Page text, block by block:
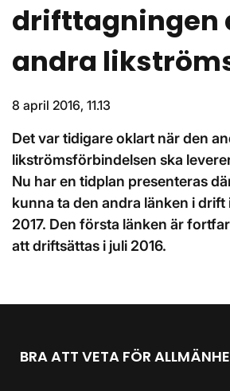
drifttagningen
andra
8 april 2016, 11.13
Det var tidigare oklart när den
likströmsförbindelsen ska
Nu har en tidplan presenteras
kunna ta den andra länken i drift
2017. Den första länken är
att driftsättas i juli 2016.
BRA ATT VETA FÖR